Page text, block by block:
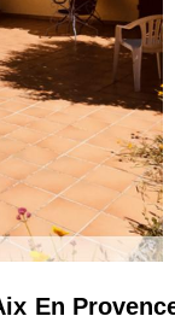
En